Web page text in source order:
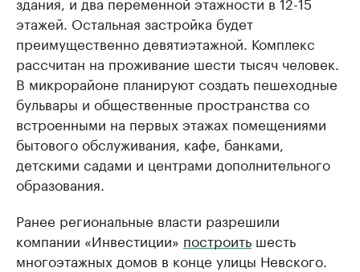
этажей. Остальная застройка будет
преимущественно девятиэтажной. Комплекс
рассчитан на проживание шести тысяч человек.
В микрорайоне планируют создать пешеходные
бульвары и общественные пространства со
встроенными на первых этажах помещениями
бытового обслуживания, кафе, банками,
детскими садами и центрами дополнительного
образования.
Ранее региональные власти разрешили
компании «Инвестиции» построить шесть
многоэтажных домов в конце улицы Невского.